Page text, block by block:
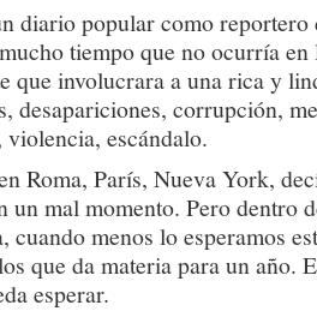
diario popular como reportero
tiempo que no ocurría en
que involucrara a una rica y
desapariciones, corrupción,
escándalo.
Roma, París, Nueva York,
un mal momento. Pero dentro
cuando menos lo esperamos
que da materia para un año.
esperar.